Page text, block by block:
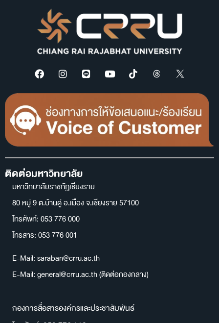
ติดต่อมหาวิทยาลัย
มหาวิทยาลัยราชภัฏเชียงราย
80 หมู่ 9 ต.บ้านดู่ อ.เมือง จ.เชียงราย 57100
โทรศัพท์: 053 776 000
โทรสาร: 053 776 001
E-Mail: saraban@crru.ac.th
E-Mail: general@crru.ac.th (ติดต่อกองกลาง)
กองการสื่อสารองค์กรและประชาสัมพันธ์